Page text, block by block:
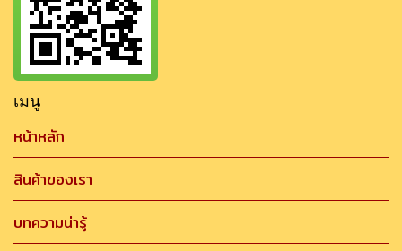
เมนู
หน้าหลัก
สินค้าของเรา
บทความน่ารู้